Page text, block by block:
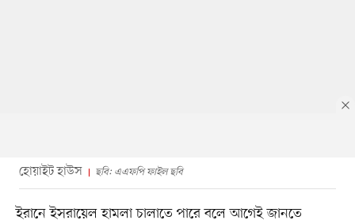
হোয়াইট হাউস ছবি: এএফপি ফাইল ছবি
ইরানে ইসরায়েল হামলা চালাতে পারে বলে আগেই জানতে